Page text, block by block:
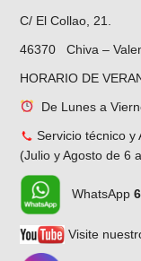
C/ El Collao, 21.
46370 Chiva –
HORARIO DE
De Lunes a
Servicio técnico y
(Julio y Agosto de 6
WhatsApp
Visite